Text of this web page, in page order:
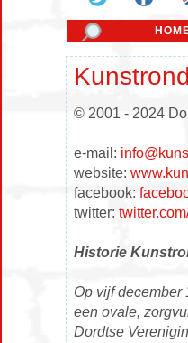
© 2001 - 2024
e-mail:
website:
facebook:
twitter:
Historie
Op vijf december
een ovale,
Dordtse